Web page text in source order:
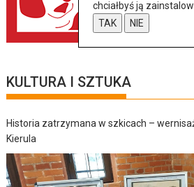
KULTURA I SZTUKA
Historia zatrzymana w szkicach –
Kierula
chciałbyś ją
TAK
NIE